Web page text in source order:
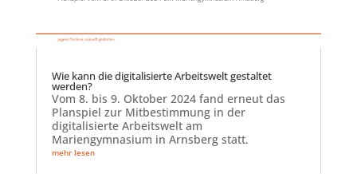
Wie kann die digitalisierte Arbeitswelt gestaltet
werden?
Vom 8. bis 9. Oktober 2024 fand erneut das
Planspiel zur Mitbestimmung in der
digitalisierte Arbeitswelt am
Mariengymnasium in Arnsberg statt.
mehr lesen